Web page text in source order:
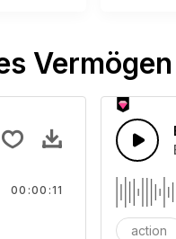
Vermögen
Sound über Thunder And
00:00:11
action